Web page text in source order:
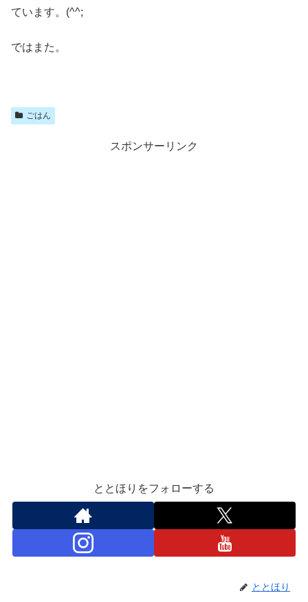
ています。(^^;
ではまた。
ごはん
スポンサーリンク
ととほりをフォローする
ととほり